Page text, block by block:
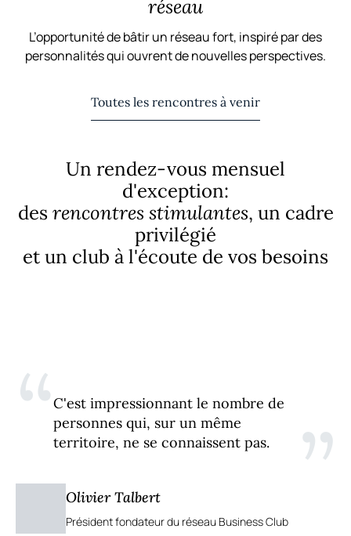
réseau
L’opportunité de bâtir un réseau fort, inspiré par des
personnalités qui ouvrent de nouvelles perspectives.
Toutes les rencontres à venir
Un rendez-vous mensuel
d'exception:
des rencontres stimulantes, un cadre
privilégié
et un club à l'écoute de vos besoins
“C'est impressionnant le nombre de
personnes qui, sur un même
territoire, ne se connaissent pas.
”
Olivier Talbert
Président fondateur du réseau Business Club